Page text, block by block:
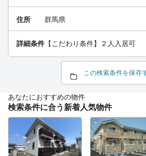
住所 群馬県
詳細条件 【こだわり条件】２人入居可
この検索条件を保存
あなたにおすすめの物件
検索条件に合う新着人気物件